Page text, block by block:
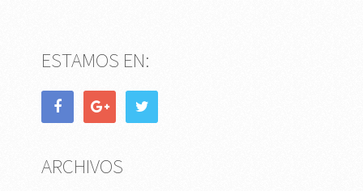
ESTAMOS EN:
ARCHIVOS